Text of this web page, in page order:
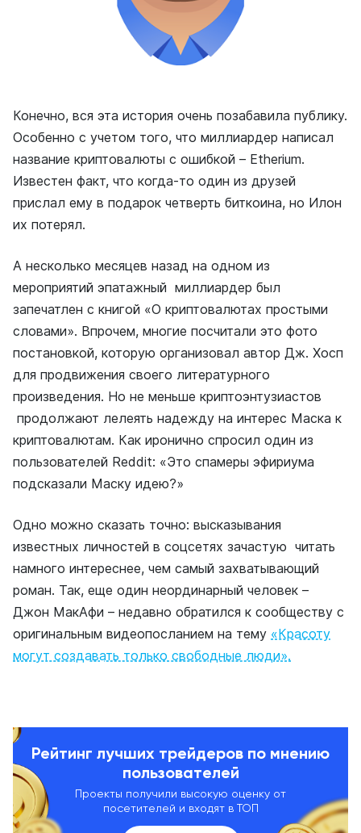
Конечно, вся эта история очень позабавила публику.
Особенно с учетом того, что миллиардер написал
название криптовалюты с ошибкой – Etherium.
Известен факт, что когда-то один из друзей
прислал ему в подарок четверть биткоина, но Илон
их потерял.
А несколько месяцев назад на одном из
мероприятий эпатажный миллиардер был
запечатлен с книгой «О криптовалютах простыми
словами». Впрочем, многие посчитали это фото
постановкой, которую организовал автор Дж. Хосп
для продвижения своего литературного
произведения. Но не меньше криптоэнтузиастов
продолжают лелеять надежду на интерес Маска к
криптовалютам. Как иронично спросил один из
пользователей Reddit: «Это спамеры эфириума
подсказали Маску идею?»
Одно можно сказать точно: высказывания
известных личностей в соцсетях зачастую читать
намного интереснее, чем самый захватывающий
роман. Так, еще один неординарный человек –
Джон МакАфи – недавно обратился к сообществу с
оригинальным видеопосланием на тему «Красоту
могут создавать только свободные люди».
Рейтинг лучших трейдеров по мнению
пользователей
Проекты получили высокую оценку от
посетителей и входят в ТОП